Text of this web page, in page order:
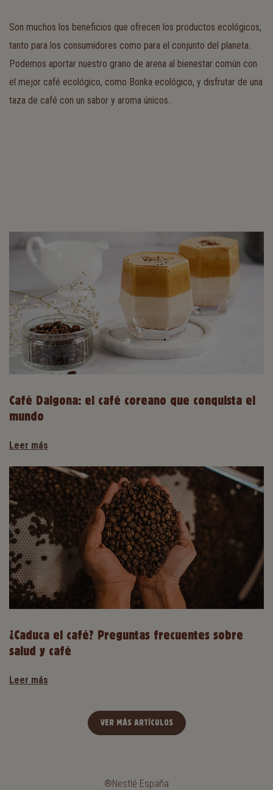
Son muchos los beneficios que ofrecen los productos ecológicos,
tanto para los consumidores como para el conjunto del planeta.
Podemos aportar nuestro grano de arena al bienestar común con
el mejor café ecológico, como Bonka ecológico, y disfrutar de una
taza de café con un sabor y aroma únicos.
Café Dalgona: el café coreano que conquista el
mundo
Leer más
¿Caduca el café? Preguntas frecuentes sobre
salud y café
Leer más
VER MÁS ARTÍCULOS
®Nestlé España